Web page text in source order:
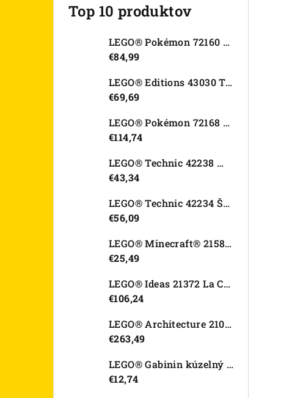
Top 10 produktov
LEGO® Pokémon 72160 Arcanine
€84,99
LEGO® Editions 43030 Tajná skrýša Olivie Rodrigo
€69,69
LEGO® Pokémon 72168 Rayquaza
€114,74
LEGO® Technic 42238 Motorka Ducati Desmo450 MX Factory
€43,34
LEGO® Technic 42234 Športové auto Dodge Viper GTS-R
€56,09
LEGO® Minecraft® 21582 Kurací džokej
€25,49
LEGO® Ideas 21372 La Catrina
€106,24
LEGO® Architecture 21067 Tower Bridge
€263,49
LEGO® Gabinin kúzelný domček 11212 Záhradný domček Víly mačičky
€12,74